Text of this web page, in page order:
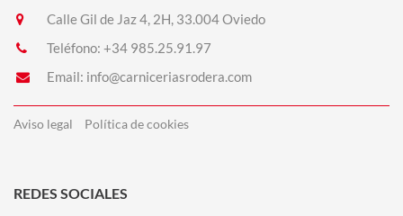
Calle Gil de Jaz 4, 2H, 33.004 Oviedo
Teléfono: +34 985.25.91.97
Email: info@carniceriasrodera.com
Aviso legal Política de cookies
REDES SOCIALES